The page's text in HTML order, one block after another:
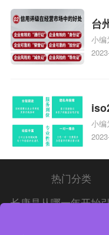
台
台
费
小编
心哪
标准
查
向
小编
就业
和
哪
可
热门分类
长康是从哪一年开始